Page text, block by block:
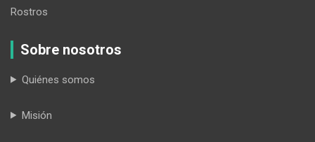
Rostros
Sobre nosotros
Quiénes somos
Misión